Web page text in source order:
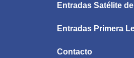
Entradas Satélite
Entradas Primera
Contacto